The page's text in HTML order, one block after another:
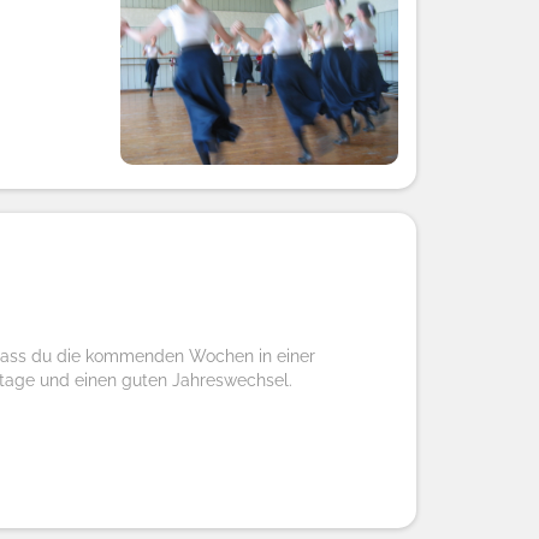
du die kommenden Wochen in einer
und einen guten Jahreswechsel.